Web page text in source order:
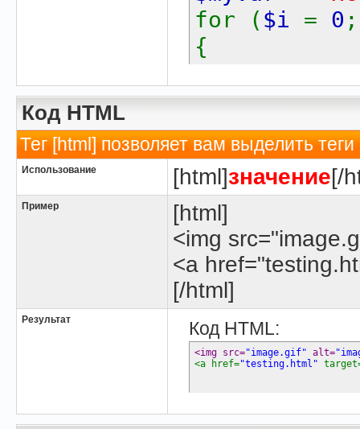
for ( $i = 0
{
}
Код HTML
Тег [html] позволяет вам выделить
Использование [html]значение[/
Пример
[html]
<img
<a
[/html]
Результат Код HTML:
<img src="image.gif" alt=
<a href="testing.html"